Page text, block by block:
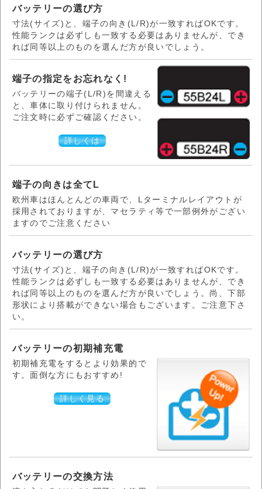
バッテリーの選び方
寸法(サイズ)と、端子の向き(L/R)が一致すればOKです。
性能ランクは必ずしも一致する必要はありませんが、でき
れば同等以上のものを選んだ方が良いでしょう。
端子の指定をお忘れなく!
バッテリーの端子(L/R)を間違える
と、車体に取り付けられません。
ご注文時に必ずご確認ください。
詳しくは
端子の向きは全てL
欧州車はほんとんどの車両で、Lターミナルレイアウトが
採用されておりますが、マセラティ等で一部例外がござい
ますのでご注意ください
バッテリーの選び方
寸法(サイズ)と、端子の向き(L/R)が一致すればOKです。
性能ランクは必ずしも一致する必要はありませんが、でき
れば同等以上のものを選んだ方が良いでしょう。尚、下部
形状により搭載ができない場合もございます。ご注意下さ
い。
バッテリーの初期補充電
初期補充電をするとより効果的で
す。面倒な方にもおすすめ!
詳しく見る
バッテリーの交換方法